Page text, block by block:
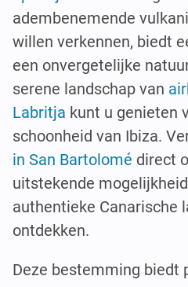
adembenemende
willen verkennen, biedt
een onvergetelijke
serene landschap van
Labritja kunt u genieten
schoonheid van Ibiza.
in San Bartolomé direct
uitstekende
authentieke Canarische
ontdekken.
Deze bestemming biedt